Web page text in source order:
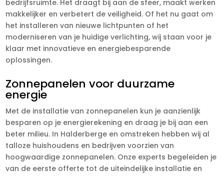
bedrijfsruimte. Het draagt bij aan de sfeer, maakt werken
makkelijker en verbetert de veiligheid. Of het nu gaat om
het installeren van nieuwe lichtpunten of het
moderniseren van je huidige verlichting, wij staan voor je
klaar met innovatieve en energiebesparende
oplossingen.
Zonnepanelen voor duurzame
energie
Met de installatie van zonnepanelen kun je aanzienlijk
besparen op je energierekening en draag je bij aan een
beter milieu. In Halderberge en omstreken hebben wij al
talloze huishoudens en bedrijven voorzien van
hoogwaardige zonnepanelen. Onze experts begeleiden je
van de eerste offerte tot de uiteindelijke installatie en